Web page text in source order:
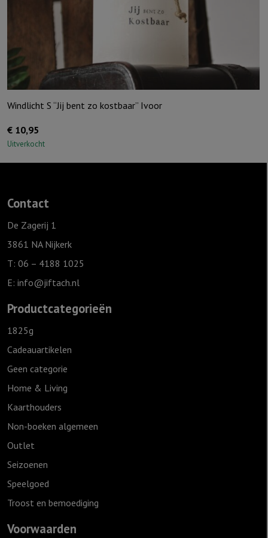
wie
bent"
Ivoor
aantal
Windlicht S “Jij bent zo kostbaar” Ivoor
€ 10,95
Uitverkocht
Contact
De Zagerij 1
3861 NA Nijkerk
T: 06 – 4188 1025
E: info@jiftach.nl
Productcategorieën
1825g
Cadeauartikelen
Geen categorie
Home & Living
Kaarthouders
Non-boeken algemeen
Outlet
Seizoenen
Speelgoed
Troost en bemoediging
Voorwaarden